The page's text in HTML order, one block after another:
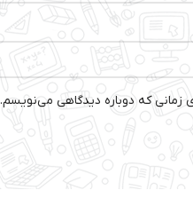
زمانی که دوباره دیدگاهی می‌نویسم.